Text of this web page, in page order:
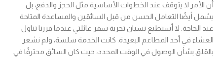
أن الأمر لا يتوقف عند الخطوات الأساسية مثل الحجز والدفع، بل
يشمل أيضًا التعامل الحسن من قبل السائقين والمساعدة المتاحة
عند الحاجة. لا أستطيع نسيان تجربة سفر عائلتي عندما قررنا تناول
العشاء في أحد المطاعم البعيدة. كانت الخدمة سلسة، ولم نشعر
بالقلق بشأن الوصول في الوقت المحدد، حيث كان السائق محترفًا في